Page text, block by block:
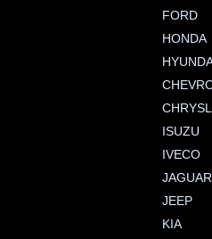
FORD
HONDA
ISUZU
IVECO
JAGUAR
JEEP
KIA